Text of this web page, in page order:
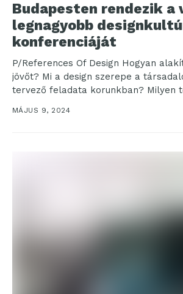
Budapesten rendezik a
legnagyobb
konferenciáját
P/References Of Design Hogyan
jövőt? Mi a design szerepe a
tervező feladata korunkban? Milyen
juthat...
MÁJUS 9, 2024